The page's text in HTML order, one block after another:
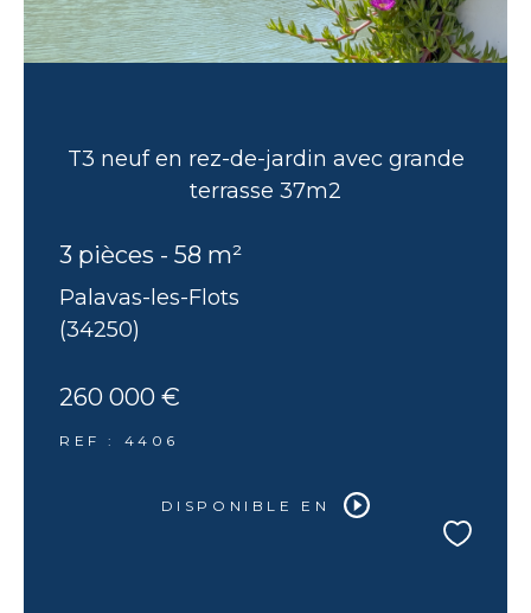
T3 neuf en rez-de-jardin avec grande
terrasse 37m2
3 pièces - 58 m²
Palavas-les-Flots
(34250)
260 000 €
REF : 4406
DISPONIBLE EN